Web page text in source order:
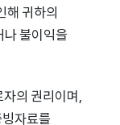
해 귀하의
불이익을
의 권리이며,
자료를